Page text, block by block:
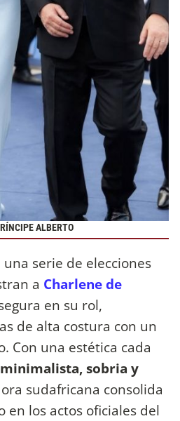
ALBERTO
serie de elecciones
a Charlene de
en su rol,
de alta costura con un
Con una estética cada
sobria y
sudafricana consolida
en los actos oficiales del